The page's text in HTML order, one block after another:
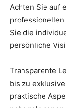
Achten Sie auf
professionellen
Sie die
persönliche
Transparente
bis zu
praktische